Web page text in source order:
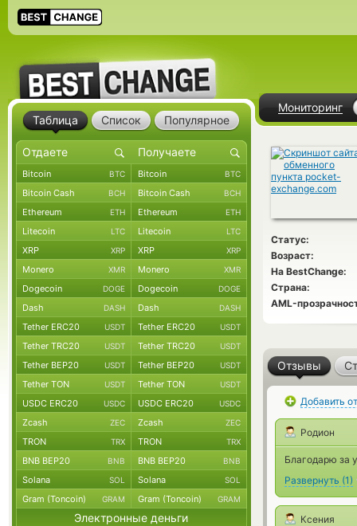
Мониторинг
Статус:
Возраст:
На BestChange:
Страна:
AML-
Отзывы
Добавить
Родион
Благодарю за
Развернуть (1)
Ксения
Таблица Список Популярное
Bitcoin BTC Bitcoin BTC
Bitcoin Cash BCH Bitcoin Cash BCH
Ethereum ETH Ethereum ETH
Litecoin LTC Litecoin LTC
XRP XRP XRP XRP
Monero XMR Monero XMR
Dogecoin DOGE Dogecoin DOGE
Dash DASH Dash DASH
Tether ERC20 USDT Tether ERC20 USDT
Tether TRC20 USDT Tether TRC20 USDT
Tether BEP20 USDT Tether BEP20 USDT
Tether TON USDT Tether TON USDT
USDC ERC20 USDC USDC ERC20 USDC
Zcash ZEC Zcash ZEC
TRON TRX TRON TRX
BNB BEP20 BNB BNB BEP20 BNB
Solana SOL Solana SOL
Gram (Toncoin) GRAM Gram (Toncoin) GRAM
Электронные деньги